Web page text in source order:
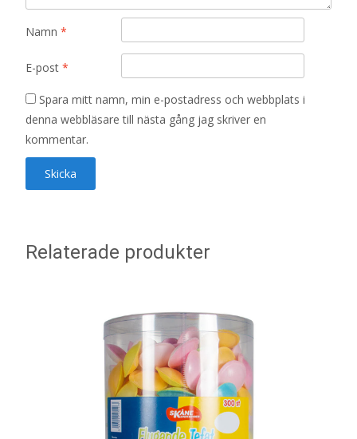
Namn *
E-post *
Spara mitt namn, min e-postadress och webbplats i
denna webbläsare till nästa gång jag skriver en
kommentar.
Relaterade produkter